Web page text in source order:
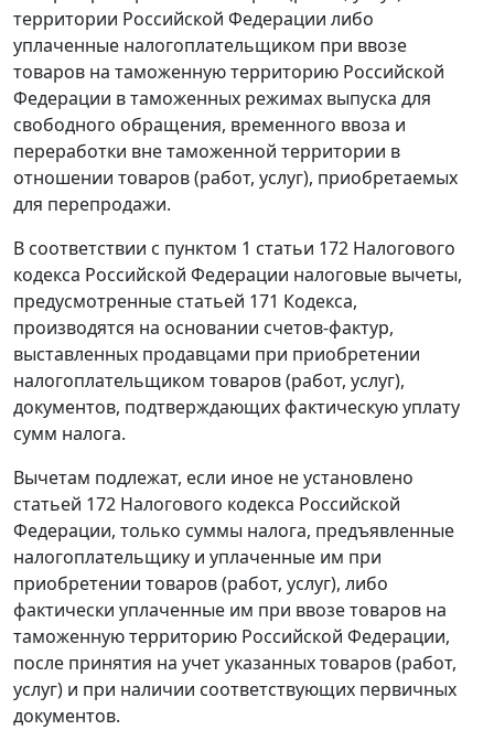
территории Российской Федерации либо
уплаченные налогоплательщиком при ввозе
товаров на таможенную территорию Российской
Федерации втаможенных режимах выпуска для
свободного обращения, временного ввоза и
переработки вне таможенной территории в
отношении товаров (работ, услуг), приобретаемых
для перепродажи.
В соответствии с пунктом 1 статьи 172 Налогового
кодекса Российской Федерации налоговые вычеты,
предусмотренные статьей 171 Кодекса,
производятся на основании счетов-фактур,
выставленных продавцами при приобретении
налогоплательщиком товаров (работ, услуг),
документов, подтверждающих фактическую уплату
сумм налога.
Вычетам подлежат, если иное не установлено
статьей 172 Налогового кодекса Российской
Федерации, только суммы налога, предъявленные
налогоплательщику и уплаченные им при
приобретении товаров (работ, услуг), либо
фактически уплаченные им при ввозе товаров на
таможенную территорию Российской Федерации,
после принятия на учет указанных товаров (работ,
услуг) и при наличии соответствующих первичных
документов.